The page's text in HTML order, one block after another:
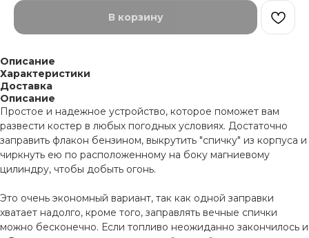
В корзину
Описание
Характеристики
Доставка
Описание
Простое и надежное устройство, которое поможет вам
развести костер в любых погодных условиях. Достаточно
заправить флакон бензином, выкрутить "спичку" из корпуса и
чиркнуть ею по расположенному на боку магниевому
цилиндру, чтобы добыть огонь.
Это очень экономный вариант, так как одной заправки
хватает надолго, кроме того, заправлять вечные спички
можно бесконечно. Если топливо неожиданно закончилось и